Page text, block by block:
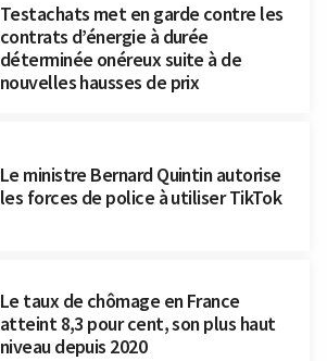
Testachats met en garde contre les
contrats d’énergie à durée
déterminée onéreux suite à de
nouvelles hausses de prix
Le ministre Bernard Quintin autorise
les forces de police à utiliser TikTok
Le taux de chômage en France
atteint 8,3 pour cent, son plus haut
niveau depuis 2020